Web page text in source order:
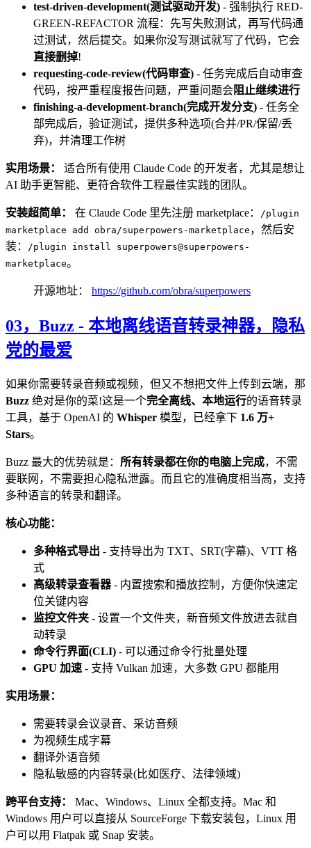
test-driven-development(测试驱动开发) - 强制执行 RED-
GREEN-REFACTOR 流程：先写失败测试，再写代码通
过测试，然后提交。如果你没写测试就写了代码，它会
直接删掉!
requesting-code-review(代码审查) - 任务完成后自动审查
代码，按严重程度报告问题，严重问题会阻止继续进行
finishing-a-development-branch(完成开发分支) - 任务全
部完成后，验证测试，提供多种选项(合并/PR/保留/丢
弃)，并清理工作树
实用场景：
适合所有使用 Claude Code 的开发者，尤其是想让
AI 助手更智能、更符合软件工程最佳实践的团队。
安装超简单： 在 Claude Code 里先注册 marketplace：
/plugin
marketplace add obra/superpowers-marketplace ，然后安
装：
/plugin install superpowers@superpowers-
marketplace。
开源地址： https://github.com/obra/superpowers
03， Buzz - 本地离线语音转录神器，隐私
党的最爱
如果你需要转录音频或视频，但又不想把文件上传到云端，那
Buzz 绝对是你的菜!这是一个完全离线、本地运行的语音转录
工具，基于 OpenAI 的 Whisper 模型，已经拿下 1.6 万+
Stars。
Buzz 最大的优势就是： 所有转录都在你的电脑上完成，不需
要联网，不需要担心隐私泄露。而且它的准确度相当高，支持
多种语言的转录和翻译。
核心功能：
多种格式导出 - 支持导出为 TXT、SRT(字幕)、VTT 格
式
高级转录查看器- 内置搜索和播放控制，方便你快速定
位关键内容
监控文件夹 - 设置一个文件夹，新音频文件放进去就自
动转录
命令行界面(CLI) - 可以通过命令行批量处理
GPU 加速 - 支持 Vulkan 加速，大多数 GPU 都能用
实用场景：
需要转录会议录音、采访音频
为视频生成字幕
翻译外语音频
隐私敏感的内容转录(比如医疗、法律领域)
跨平台支持：
Mac、Windows、Linux 全都支持。Mac 和
Windows 用户可以直接从 SourceForge 下载安装包，Linux 用
户可以用 Flatpak 或 Snap 安装。